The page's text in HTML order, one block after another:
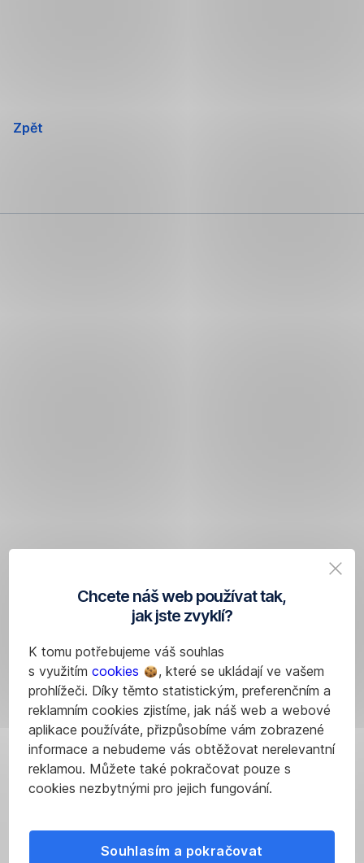
Chcete náš web používat tak,
jak jste zvyklí?
K tomu potřebujeme váš souhlas
s využitím cookies
, které se ukládají ve vašem
prohlížeči. Díky těmto statistickým, preferenčním a
reklamním cookies zjistíme, jak náš web a webové
aplikace používáte, přizpůsobíme vám zobrazené
informace a nebudeme vás obtěžovat nerelevantní
reklamou. Můžete také pokračovat pouze s
cookies nezbytnými pro jejich fungování.
Souhlasím a pokračovat
Zpět